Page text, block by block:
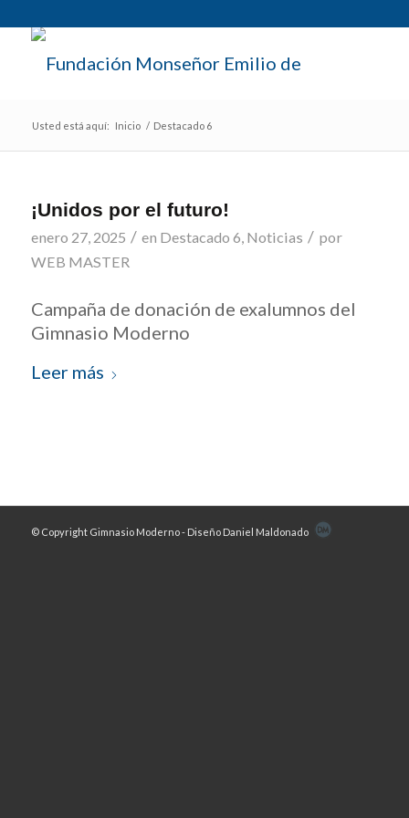
Usted está aquí: Inicio / Destacado 6
¡Unidos por el futuro!
enero 27, 2025 / en Destacado 6, Noticias / por
WEB MASTER
Campaña de donación de exalumnos del
Gimnasio Moderno
Leer más
© Copyright Gimnasio Moderno - Diseño Daniel Maldonado